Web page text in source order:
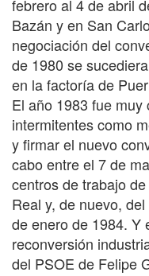
febrero al 4 de abril
Bazán y en San
negociación del
de 1980 se
en la factoría de
El año 1983 fue
intermitentes como
y firmar el nuevo
cabo entre el 7 de
centros de trabajo
Real y, de nuevo,
de enero de 1984. Y
reconversión
del PSOE de Felipe